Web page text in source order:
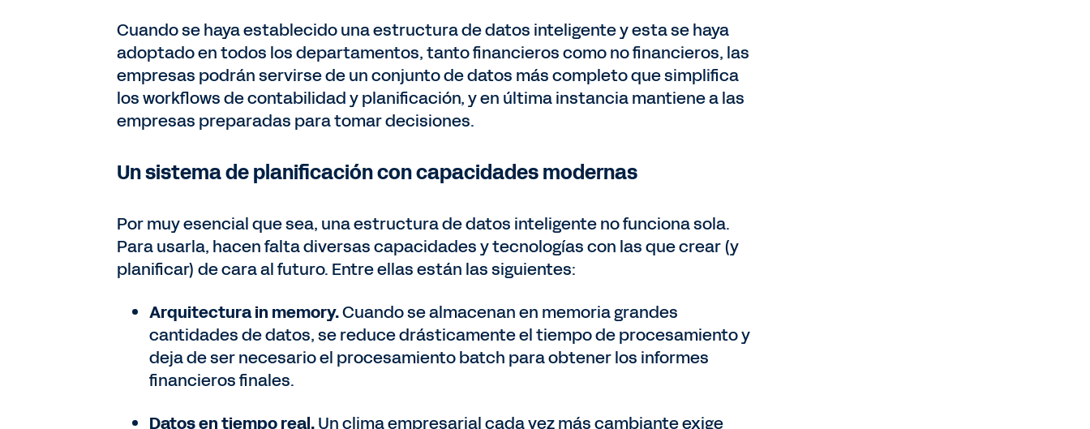
Cuando se haya establecido una estructura de datos inteligente y esta se haya
adoptado en todos los departamentos, tanto financieros como no financieros, las
empresas podrán servirse de un conjunto de datos más completo que simplifica
los workflows de contabilidad y planificación, y en última instancia mantiene a las
empresas preparadas para tomar decisiones.
Un sistema de planificación con capacidades modernas
Por muy esencial que sea, una estructura de datos inteligente no funciona sola.
Para usarla, hacen falta diversas capacidades y tecnologías con las que crear (y
planificar) de cara al futuro. Entre ellas están las siguientes:
Arquitectura in memory.Cuando se almacenan en memoria grandes
cantidades de datos, se reduce drásticamente el tiempo de procesamiento y
deja de ser necesario el procesamiento batch para obtener los informes
financieros finales.
Datos en tiempo real.Un clima empresarial cada vez más cambiante exige